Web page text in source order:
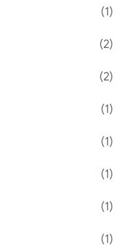
(1)
(2)
(2)
(1)
(1)
(1)
(1)
(1)